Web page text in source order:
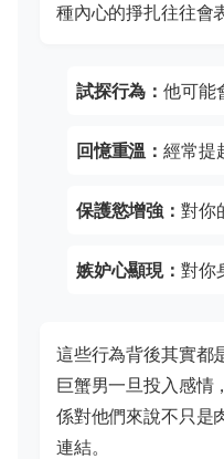
種內心的掙扎往往會
試探行為：他可能
回憶重溫：經常提
保護慾增強： 對你
嫉妒心顯現： 對你
這些行為背後其實都
巨蟹男一旦投入感情
係對他們來說不只是
連結。